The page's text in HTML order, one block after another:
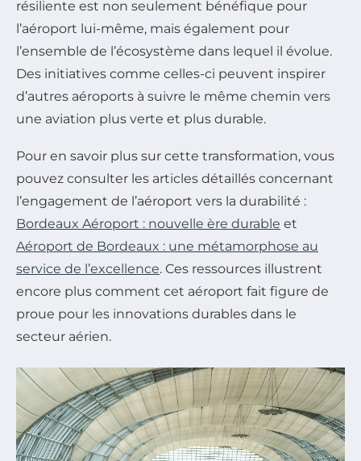
résiliente est non seulement bénéfique pour
l’aéroport lui-même, mais également pour
l’ensemble de l’écosystème dans lequel il évolue.
Des initiatives comme celles-ci peuvent inspirer
d’autres aéroports à suivre le même chemin vers
une aviation plus verte et plus durable.
Pour en savoir plus sur cette transformation, vous
pouvez consulter les articles détaillés concernant
l’engagement de l’aéroport vers la durabilité :
Bordeaux Aéroport : nouvelle ère durable et
Aéroport de Bordeaux : une métamorphose au
service de l’excellence. Ces ressources illustrent
encore plus comment cet aéroport fait figure de
proue pour les innovations durables dans le
secteur aérien.